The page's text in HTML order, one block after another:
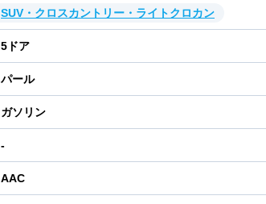
SUV・クロスカントリー・ライトクロカン
5 ドア
パール
ガソリン
-
AAC